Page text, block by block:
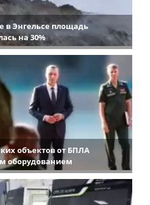
в Энгельсе площадь
на 30%
объектов от БПЛА
оборудованием